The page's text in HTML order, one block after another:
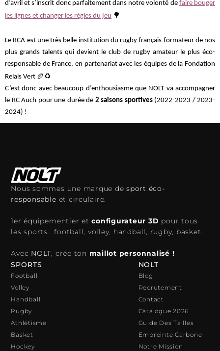
d’avril et s’inscrit donc parfaitement dans notre volonté de faire bouger
les lignes et changer les règles du jeu 🌳
Le RCA est une très belle institution du rugby français formateur de nos
plus grands talents qui devient le club de rugby amateur le plus éco-
responsable de France, en partenariat avec les équipes de la Fondation
Relais Vert 🏉♻
C’est donc avec beaucoup d’enthousiasme que NOLT va accompagner
le RC Auch pour une durée de 2 saisons sportives(2022-2023 / 2023-
2024) !
Nous sommes une marque desport éco-
responsable et circulaire.
1er équipementier etconfigurateur 3D pour tous
les sports : football, volley, handball, rugby, basket.
Avec NOLT, crée ton maillot personnalisé !
SPORTS
Football
Volley
Handball
Rugby
Athlétisme
Basket
Hockey
NOLT
Blog
Recrutement
Contact
Catalogue 2026
Guide Des Tailles
Empreinte Carbone
Notre Mission